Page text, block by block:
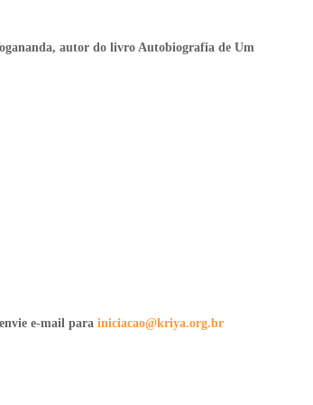
autor do livro Autobiografia de Um
e-mail para iniciacao@kriya.org.br